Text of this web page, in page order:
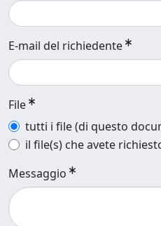
E-mail del richiedente
File
tutti i file (di questo
il file(s) che avete
Messaggio